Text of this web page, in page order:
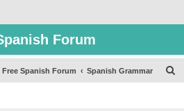
Forum
Free Spanish Forum Spanish Grammar